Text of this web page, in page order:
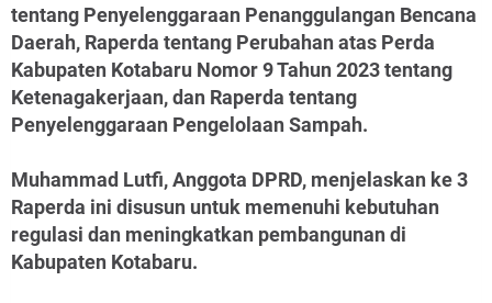
tentang Penyelenggaraan Penanggulangan Bencana
Daerah, Raperda tentang Perubahan atas Perda
Kabupaten Kotabaru Nomor 9 Tahun 2023 tentang
Ketenagakerjaan, dan Raperda tentang
Penyelenggaraan Pengelolaan Sampah.
Muhammad Lutfi, Anggota DPRD, menjelaskan ke 3
Raperda ini disusun untuk memenuhi kebutuhan
regulasi dan meningkatkan pembangunan di
Kabupaten Kotabaru.